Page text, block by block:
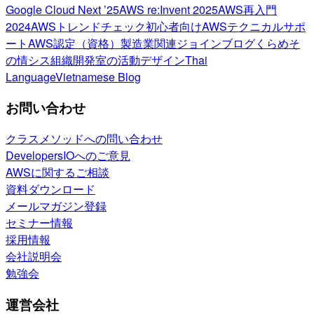
Google Cloud Next ’25AWS re:Invent 2025AWS再入門
2024AWSトレンドチェック初心者向けAWSテクニカルサポ
ートAWS認定（資格） 製造業関連ジョインブログくらめそ
の情シス組織開発室の活動デザインThai
LanguageVietnamese Blog
お問い合わせ
クラスメソッドへの問い合わせ
DevelopersIOへのご意見
AWSに関するご相談
資料ダウンロード
メールマガジン登録
セミナー情報
採用情報
会社説明会
勉強会
運営会社